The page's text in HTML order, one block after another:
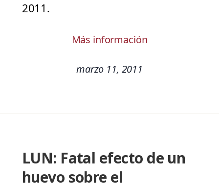
2011.
Más información
marzo 11, 2011
LUN: Fatal efecto de un
huevo sobre el